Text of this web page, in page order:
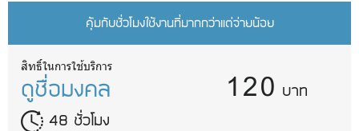
คุ้มกับชั่วโมงใช้งานที่มากกว่าแต่จ่ายน้อย
สิทธิ์ในการใช้บริการ
ดูชื่อมงคล
48 ชั่วโมง
120 บาท